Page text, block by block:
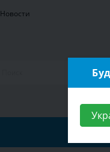
Новости